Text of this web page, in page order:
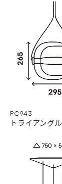
PC943
トライアングル